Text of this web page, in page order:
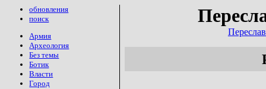
обновления
поиск
Армия
Археология
Без темы
Ботик
Власти
Город